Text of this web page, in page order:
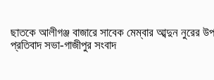
ছাতকে আলীগঞ্জ বাজারে সাবেক মেম্বার আব্দুন নুরের
প্রতিবাদ সভা-গাজীপুর সংবাদ